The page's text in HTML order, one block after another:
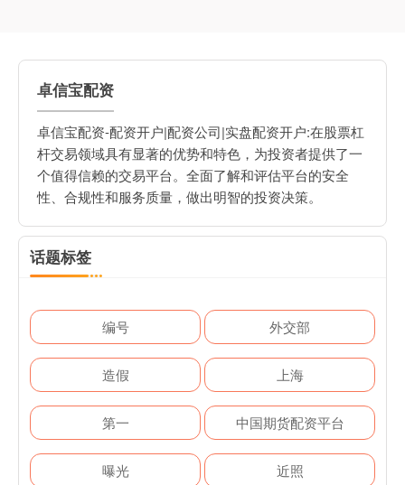
卓信宝配资
卓信宝配资-配资开户|配资公司|实盘配资开户:在股票杠
杆交易领域具有显著的优势和特色，为投资者提供了一
个值得信赖的交易平台。全面了解和评估平台的安全
性、合规性和服务质量，做出明智的投资决策。
话题标签
编号 外交部
造假 上海
第一 中国期货配资平台
曝光 近照